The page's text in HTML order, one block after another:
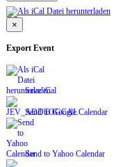
×
Export Event
Save iCal
Send to Google Calendar
Send to Yahoo Calendar